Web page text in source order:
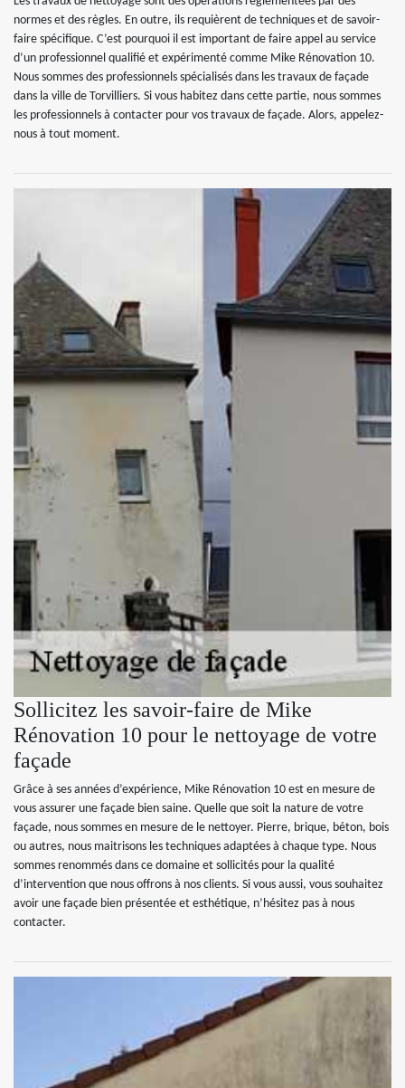
normes et des règles. En outre, ils requièrent de techniques et de savoir-
faire spécifique. C’est pourquoi il est important de faire appel au service
d’un professionnel qualifié et expérimenté comme Mike Rénovation 10.
Nous sommes des professionnels spécialisés dans les travaux de façade
dans la ville de Torvilliers. Si vous habitez dans cette partie, nous sommes
les professionnels à contacter pour vos travaux de façade. Alors, appelez-
nous à tout moment.
Sollicitez les savoir-faire de Mike
Rénovation 10 pour le nettoyage de votre
façade
Grâce à ses années d’expérience, Mike Rénovation 10 est en mesure de
vous assurer une façade bien saine. Quelle que soit la nature de votre
façade, nous sommes en mesure de le nettoyer. Pierre, brique, béton, bois
ou autres, nous maitrisons les techniques adaptées à chaque type. Nous
sommes renommés dans ce domaine et sollicités pour la qualité
d’intervention que nous offrons à nos clients. Si vous aussi, vous souhaitez
avoir une façade bien présentée et esthétique, n’hésitez pas à nous
contacter.